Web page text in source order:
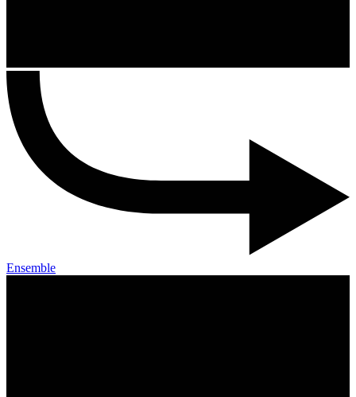
Ensemble